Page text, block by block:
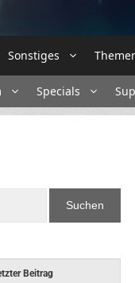
Sonstiges
Specials
Beitrag